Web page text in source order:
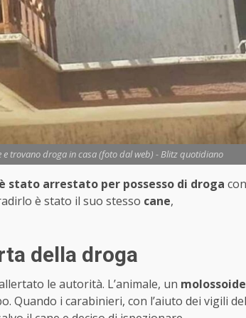
trovano droga in casa (foto dal web) - Blitz quotidiano
stato arrestato per possesso di droga con
è stato il suo stesso cane,
della droga
le autorità. L’animale, un molossoide
Quando i carabinieri, con l’aiuto dei vigili del